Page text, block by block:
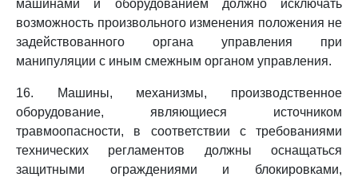
машинами и оборудованием должно исключать
возможность произвольного изменения положения не
задействованного органа управления при
манипуляции с иным смежным органом управления.
16. Машины, механизмы, производственное
оборудование, являющиеся источником
травмоопасности, в соответствии с требованиями
технических регламентов должны оснащаться
защитными ограждениями и блокировками,